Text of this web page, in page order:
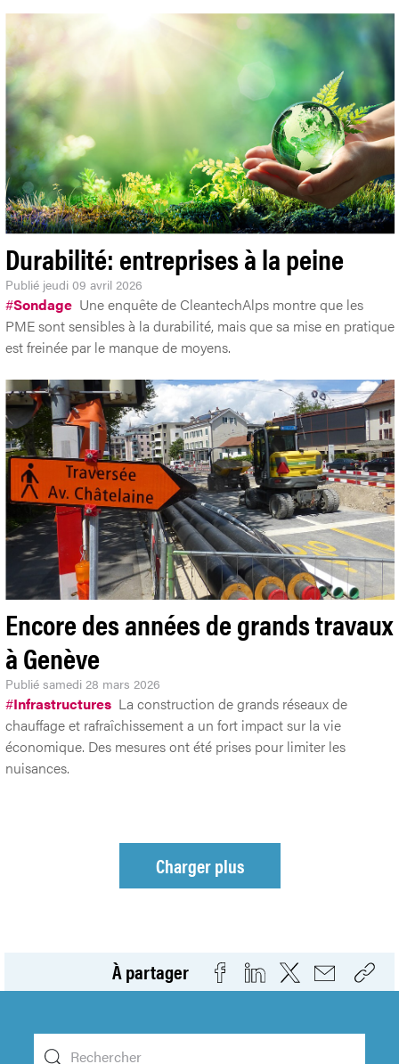
Durabilité: entreprises à la peine
Publié jeudi 09 avril 2026
#Sondage Une enquête de CleantechAlps montre que les
PME sont sensibles à la durabilité, mais que sa mise en pratique
est freinée par le manque de moyens.
Encore des années de grands travaux
à Genève
Publié samedi 28 mars 2026
#Infrastructures La construction de grands réseaux de
chauffage et rafraîchissement a un fort impact sur la vie
économique. Des mesures ont été prises pour limiter les
nuisances.
Charger plus
À partager